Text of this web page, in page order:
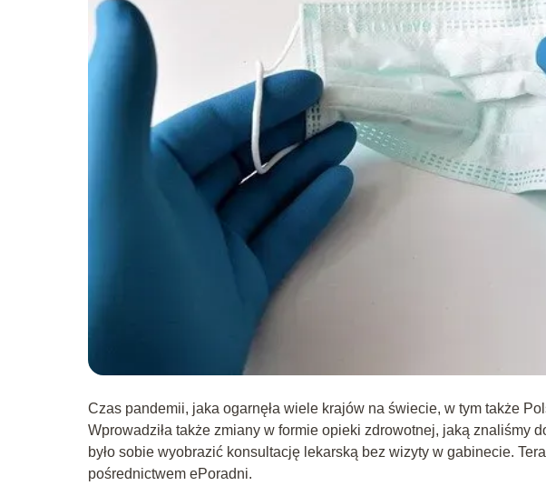
Czas pandemii, jaka ogarnęła wiele krajów na świecie, w tym także
Wprowadziła także zmiany w formie opieki zdrowotnej, jaką znaliśmy
było sobie wyobrazić konsultację lekarską bez wizyty w gabinecie.
pośrednictwem ePoradni.